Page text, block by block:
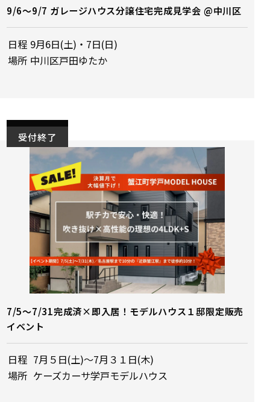
9/6～9/7 ガレージハウス分譲住宅完成見学会 @中川区
日程 9月6日(土)・7日(日)
場所 中川区戸田ゆたか
受付終了
7/5～7/31完成済×即入居！モデルハウス１邸限定販売
イベント
日程 7月５日(土)～7月３１日(木)
場所 ケーズカーサ学戸モデルハウス